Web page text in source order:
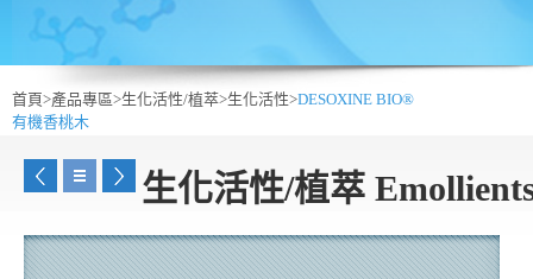
首頁>產品專區>生化活性/植萃>生化活性>DESOXINE BIO®
有機香桃木
生化活性/植萃